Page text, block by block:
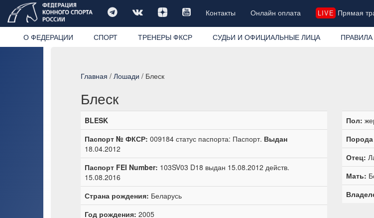
Контакты Онлайн оплата LIVE Прямая
О ФЕДЕРАЦИИ СПОРТ ТРЕНЕРЫ ФКСР СУДЬИ И ОФИЦИАЛЬНЫЕ ЛИЦА
Главная / Лошади / Блеск
Блеск
BLESK
Паспорт № ФКСР: 009184 статус паспорта: Паспорт. Выдан
18.04.2012
Паспорт FEI Number: 103SV03 D18 выдан 15.08.2012 действ.
15.08.2016
Страна рождения: Беларусь
Год рождения: 2005
Пол:
Отец:
Мать: